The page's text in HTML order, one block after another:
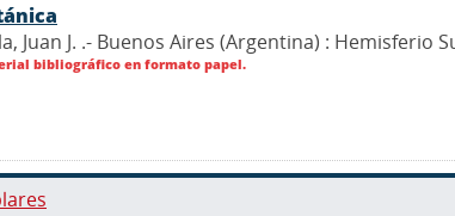
Juan J. .- Buenos Aires (Argentina) : Hemisferio
bibliográfico en formato papel.